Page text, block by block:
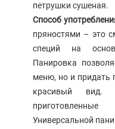
петрушки сушеная.
Способ
пряностями – это
специй на
Панировка
меню, но и придать
красивый
Универсальной